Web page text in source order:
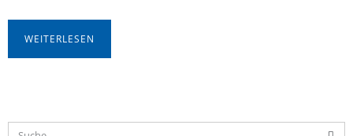
WEITERLESEN